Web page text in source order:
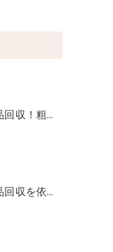
刈谷市で不用品回収！粗大ゴミや家電などの回収方法と注意点
小牧市で不用品回収を依頼する前に知っておきたいポイント